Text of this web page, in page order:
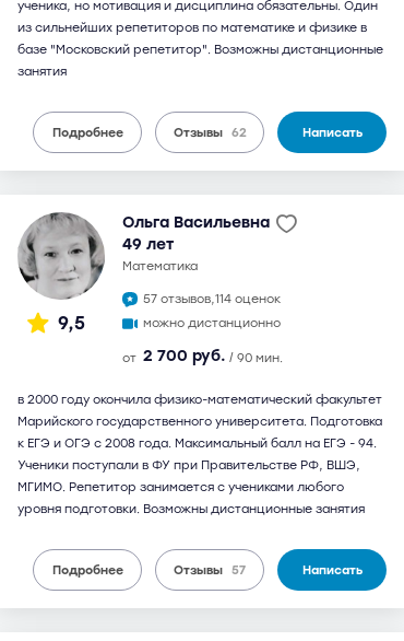
ученика, но мотивация и дисциплина обязательны. Один
из сильнейших репетиторов по математике и физике в
базе "Московский репетитор". Возможны дистанционные
занятия
Подробнее Отзывы 62 Написать
9,5
Ольга Васильевна
49 лет
математика
57 отзывов,114 оценок
можно дистанционно
от 2 700 руб. / 90 мин.
в 2000 году окончила физико-математический факультет
Марийского государственного университета. Подготовка
к ЕГЭ и ОГЭ с 2008 года. Максимальный балл на ЕГЭ - 94.
Ученики поступали в ФУ при Правительстве РФ, ВШЭ,
МГИМО. Репетитор занимается с учениками любого
уровня подготовки. Возможны дистанционные занятия
Подробнее Отзывы 57 Написать